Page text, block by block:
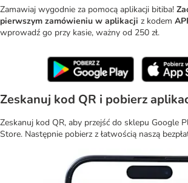
Zamawiaj wygodnie za pomocą aplikacji bitiba!
pierwszym zamówieniu w aplikacji z kodem
wprowadź go przy kasie, ważny od 250 zł.
Zeskanuj kod QR i pobierz
Zeskanuj kod QR, aby przejść do sklepu Google
Store. Następnie pobierz z łatwością naszą